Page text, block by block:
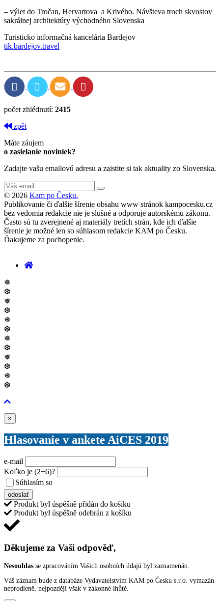
– výlet do Tročan, Hervartova a Krivého. Návšteva troch skvostov
sakrálnej architektúry východného Slovenska
Turisticko informačná kancelária Bardejov
tik.bardejov.travel
počet zhlédnutí: 2415
zpět
Máte záujem
o zasielanie noviniek?
Zadajte vašu emailovú adresu a zaistite si tak aktuality zo Slovenska.
© 2026 Kam po Česku.
Publikovanie či ďalšie šírenie obsahu www stránok kampocesku.cz
bez vedomia redakcie nie je slušné a odporuje autorskému zákonu.
Často sú tu zverejnené aj materiály tretích strán, kde ich ďalšie
šírenie je možné len so súhlasom redakcie KAM po Česku.
Ďakujeme za pochopenie.
❅
❆
❅
❆
❅
❆
❅
❆
❅
❆
❅
❆
×
Hlasovanie v ankete AiCES 2019
e-mail
Koľko je (2+6)?
Súhlasím so
odoslať
Produkt byl úspěšně přidán do košíku
Produkt byl úspěšně odebrán z košíku
Děkujeme za Vaši odpověď,
Nesouhlas se zpracováním Vašich osobních údajů byl zaznamenán.
Váš záznam bude z databáze Vydavatelstvím KAM po Česku s.r.o. vymazán
neprodleně, nejpozději však v zákonné lhůtě.